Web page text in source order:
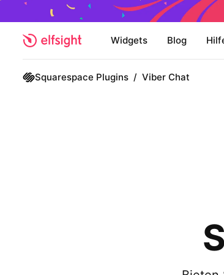
Widgets Blog
Squarespace Plugins / Viber Chat